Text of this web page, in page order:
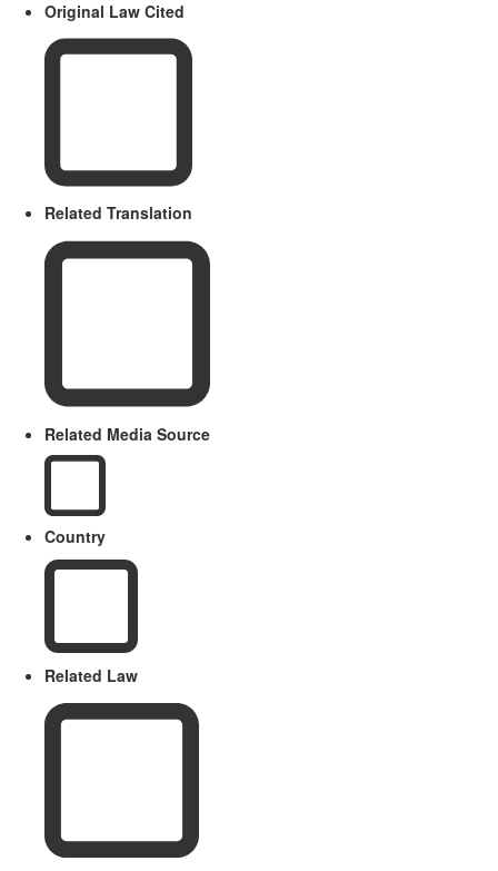
Original Law Cited
Related Translation
Related Media Source
Country
Related Law